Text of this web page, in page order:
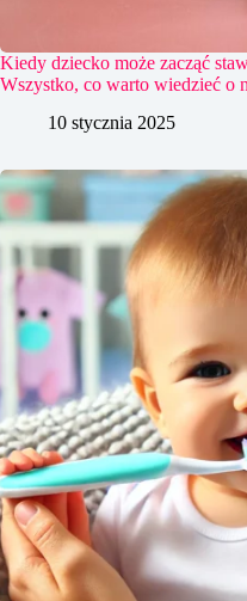
Kiedy dziecko może zacząć
Wszystko, co warto wiedzieć o
10 stycznia 2025